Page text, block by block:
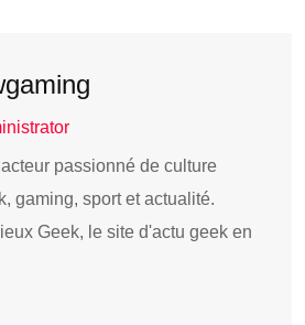
passionné de culture
gaming, sport et actualité.
Geek, le site d'actu geek en